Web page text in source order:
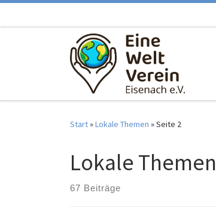
Start»Lokale Themen »Seite 2
Lokale Themen
67 Beiträge